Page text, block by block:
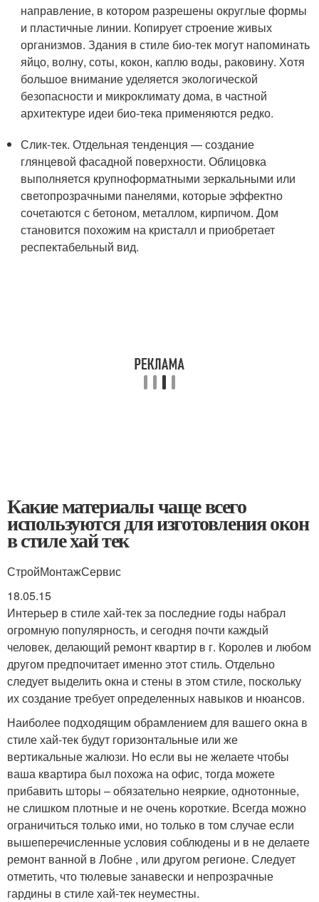
направление, в котором разрешены округлые формы
и пластичные линии. Копирует строение живых
организмов. Здания в стиле био-тек могут напоминать
яйцо, волну, соты, кокон, каплю воды, раковину. Хотя
большое внимание уделяется экологической
безопасности и микроклимату дома, в частной
архитектуре идеи био-тека применяются редко.
Слик-тек. Отдельная тенденция — создание
глянцевой фасадной поверхности. Облицовка
выполняется крупноформатными зеркальными или
светопрозрачными панелями, которые эффектно
сочетаются с бетоном, металлом, кирпичом. Дом
становится похожим на кристалл и приобретает
респектабельный вид.
Какие материалы чаще всего
используются для изготовления окон
в стиле хай тек
СтройМонтажСервис
18.05.15
Интерьер в стиле хай-тек за последние годы набрал
огромную популярность, и сегодня почти каждый
человек, делающий ремонт квартир в г. Королев и любом
другом предпочитает именно этот стиль. Отдельно
следует выделить окна и стены в этом стиле, поскольку
их создание требует определенных навыков и нюансов.
Наиболее подходящим обрамлением для вашего окна в
стиле хай-тек будут горизонтальные или же
вертикальные жалюзи. Но если вы не желаете чтобы
ваша квартира был похожа на офис, тогда можете
прибавить шторы – обязательно неяркие, однотонные,
не слишком плотные и не очень короткие. Всегда можно
ограничиться только ими, но только в том случае если
вышеперечисленные условия соблюдены и в не делаете
ремонт ванной в Лобне , или другом регионе. Следует
отметить, что тюлевые занавески и непрозрачные
гардины в стиле хай-тек неуместны.